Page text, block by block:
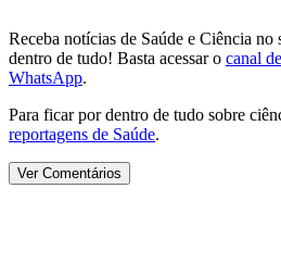
Receba notícias de Saúde e Ciência
dentro de tudo! Basta acessar o canal
WhatsApp.
Para ficar por dentro de tudo sobre
reportagens de Saúde.
Ver Comentários